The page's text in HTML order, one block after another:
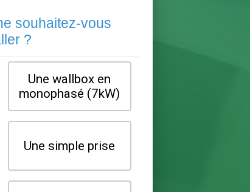
Quel type de borne souhaitez-
installer ?
Une wallbox en